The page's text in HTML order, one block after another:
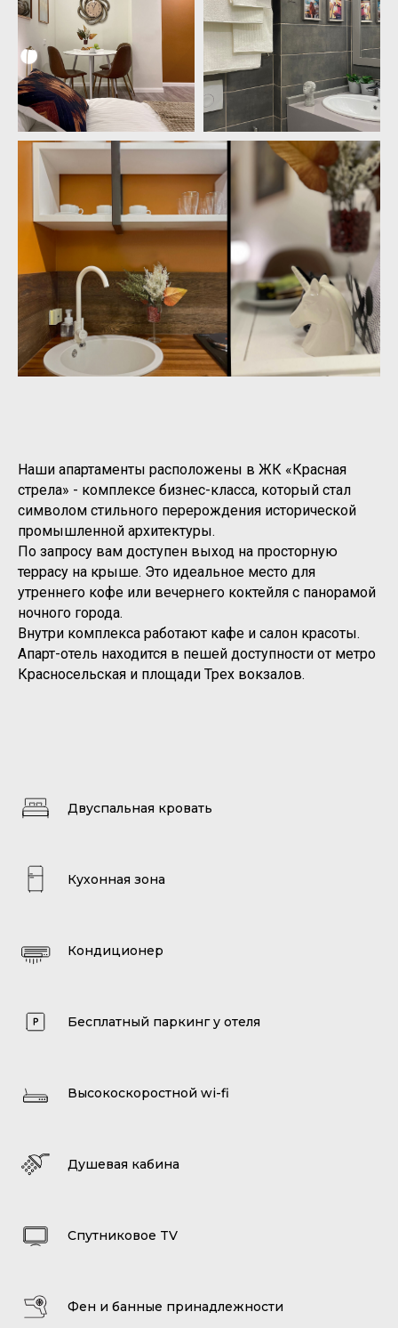
Наши апартаменты расположены в ЖК «Красная
стрела» - комплексе бизнес-класса, который стал
символом стильного перерождения исторической
промышленной архитектуры.
По запросу вам доступен выход на просторную
террасу на крыше. Это идеальное место для
утреннего кофе или вечернего коктейля с панорамой
ночного города.
Внутри комплекса работают кафе и салон красоты.
Апарт-отель находится в пешей доступности от метро
Красносельская и площади Трех вокзалов.
Двуспальная кровать
Кухонная зона
Кондиционер
Бесплатный паркинг у отеля
Высокоскоростной wi-fi
Душевая кабина
Спутниковое TV
Фен и банные принадлежности